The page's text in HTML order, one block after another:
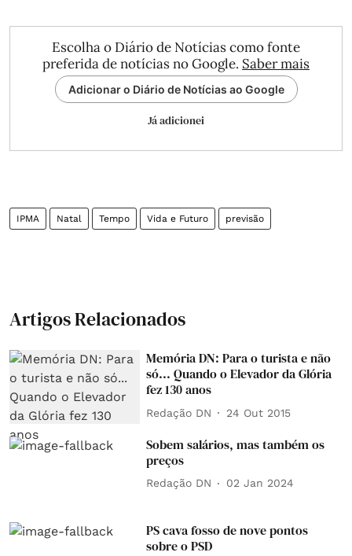
Escolha o Diário de Notícias como fonte
preferida de notícias no Google. Saber mais
Adicionar o Diário de Notícias ao Google
Já adicionei
IPMA Natal Tempo Vida e Futuro previsão
Artigos Relacionados
Memória DN: Para o turista e não
só... Quando o Elevador da Glória
fez 130 anos
Redação DN 24 Out 2015
Sobem salários, mas também os
preços
Redação DN 02 Jan 2024
PS cava fosso de nove pontos
sobre o PSD